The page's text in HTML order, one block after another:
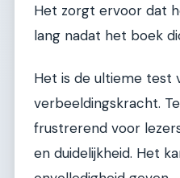
Het zorgt ervoor dat
lang nadat het boek
Het is de ultieme test
verbeeldingskracht.
frustrerend voor
en duidelijkheid. Het